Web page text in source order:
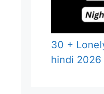
30 +
hindi 2026